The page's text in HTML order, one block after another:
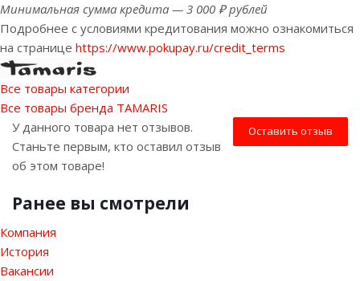
Минимальная сумма кредита — 3 000 ₽ рублей
Подробнее с условиями кредитования можно ознакомиться
на странице https://www.pokupay.ru/credit_terms
Все товары категории
Все товары бренда TAMARIS
Оставить отзыв
У данного товара нет отзывов.
Станьте первым, кто оставил отзыв
об этом товаре!
Ранее вы смотрели
Компания
История
Вакансии